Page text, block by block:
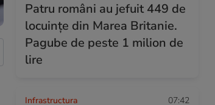
Patru români au jefuit 449 de
locuințe din Marea Britanie.
Pagube de peste 1 milion de
lire
Infrastructura 07:42